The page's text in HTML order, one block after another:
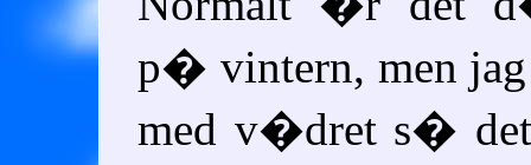
p� vintern, men
med v�dret s�